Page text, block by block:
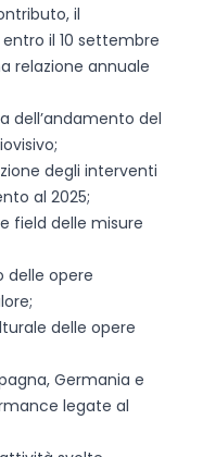
il
il 10 settembre
relazione annuale
dell’andamento del
degli interventi
al 2025;
field delle misure
delle opere
delle opere
Germania e
legate al